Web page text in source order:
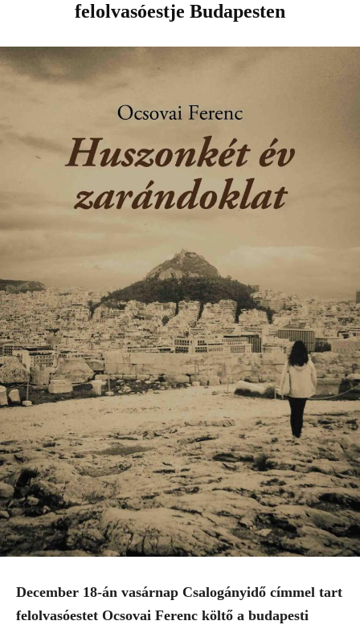
felolvasóestje Budapesten
December 18-án vasárnap Csalogányidő címmel tart
felolvasóestet Ocsovai Ferenc költő a budapesti